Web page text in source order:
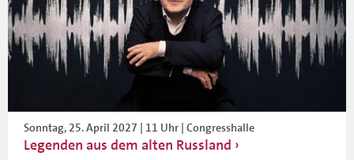
Sonntag, 25. April 2027 | 11 Uhr | Congresshalle
Legenden aus dem alten Russland